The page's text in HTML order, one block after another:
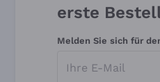
erste
Melden Sie sich für